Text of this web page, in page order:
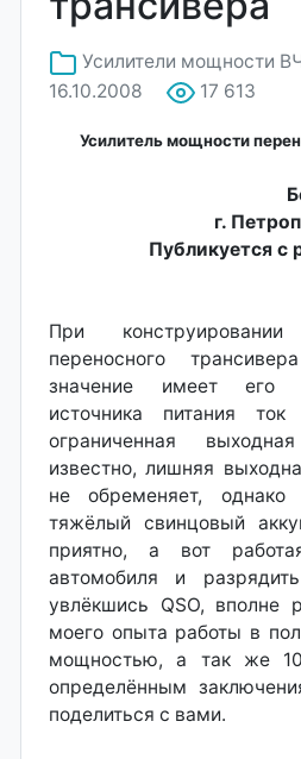
Усилители мощности
16.10.2008
17 613
Усилитель мощности
г.
Публикуется с
При конструировании
переносного
значение имеет его
источника питания
ограниченная
известно, лишняя
не обременяет, однако
тяжёлый свинцовый
приятно, а вот
автомобиля и
увлёкшись QSO, вполне
моего опыта работы в
мощностью, а так же
определённым
поделиться с вами.